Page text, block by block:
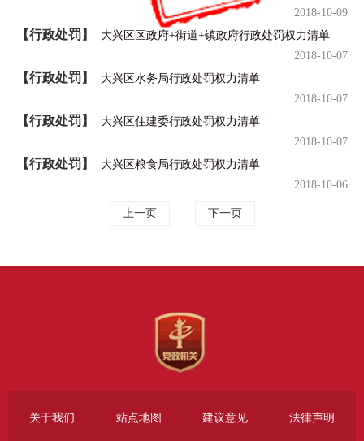
2018-10-09
【行政处罚】
大兴区区政府+街道+镇政府行政处罚权力清单
2018-10-07
【行政处罚】
大兴区水务局行政处罚权力清单
2018-10-07
【行政处罚】
大兴区住建委行政处罚权力清单
2018-10-07
【行政处罚】
大兴区粮食局行政处罚权力清单
2018-10-06
上一页 下一页
关于我们 站点地图 建议意见 法律声明